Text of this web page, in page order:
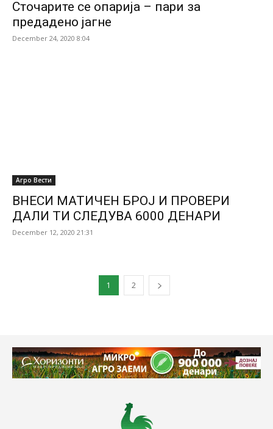
Сточарите се опарија – пари за
предадено јагне
December 24, 2020 8:04
Агро Вести
ВНЕСИ МАТИЧЕН БРОЈ И ПРОВЕРИ
ДАЛИ ТИ СЛЕДУВА 6000 ДЕНАРИ
December 12, 2020 21:31
1 2